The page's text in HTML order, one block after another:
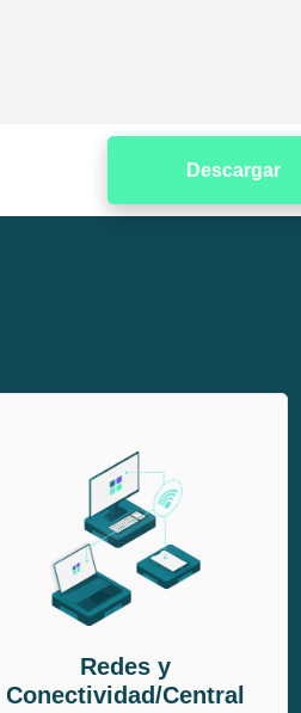
Descargar
Redes y
Conectividad/Central